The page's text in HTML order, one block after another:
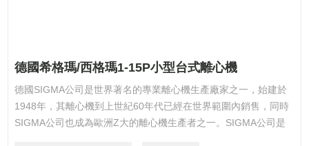
德國希格瑪/西格瑪1-15P小型台式離心機
德國SIGMA公司是世界著名的專業離心機生產廠家之一，始建於
1948年，其離心機到上世紀60年代已經在世界範圍內銷售，同時
SIGMA公司也成為歐洲Z大的離心機生產者之一。SIGMA公司是